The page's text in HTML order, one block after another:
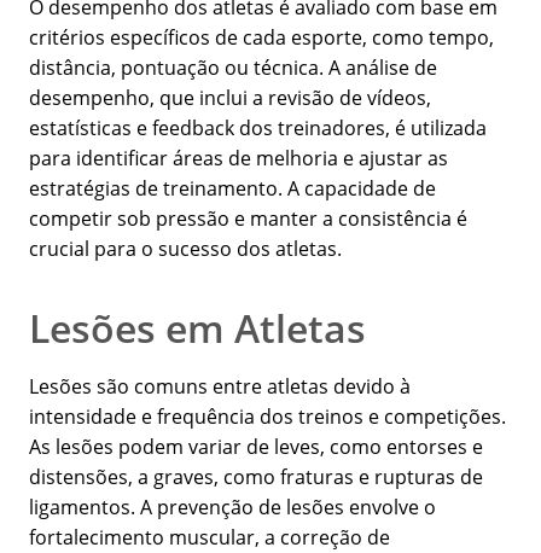
O desempenho dos atletas é avaliado com base em
critérios específicos de cada esporte, como tempo,
distância, pontuação ou técnica. A análise de
desempenho, que inclui a revisão de vídeos,
estatísticas e feedback dos treinadores, é utilizada
para identificar áreas de melhoria e ajustar as
estratégias de treinamento. A capacidade de
competir sob pressão e manter a consistência é
crucial para o sucesso dos atletas.
Lesões em Atletas
Lesões são comuns entre atletas devido à
intensidade e frequência dos treinos e competições.
As lesões podem variar de leves, como entorses e
distensões, a graves, como fraturas e rupturas de
ligamentos. A prevenção de lesões envolve o
fortalecimento muscular, a correção de